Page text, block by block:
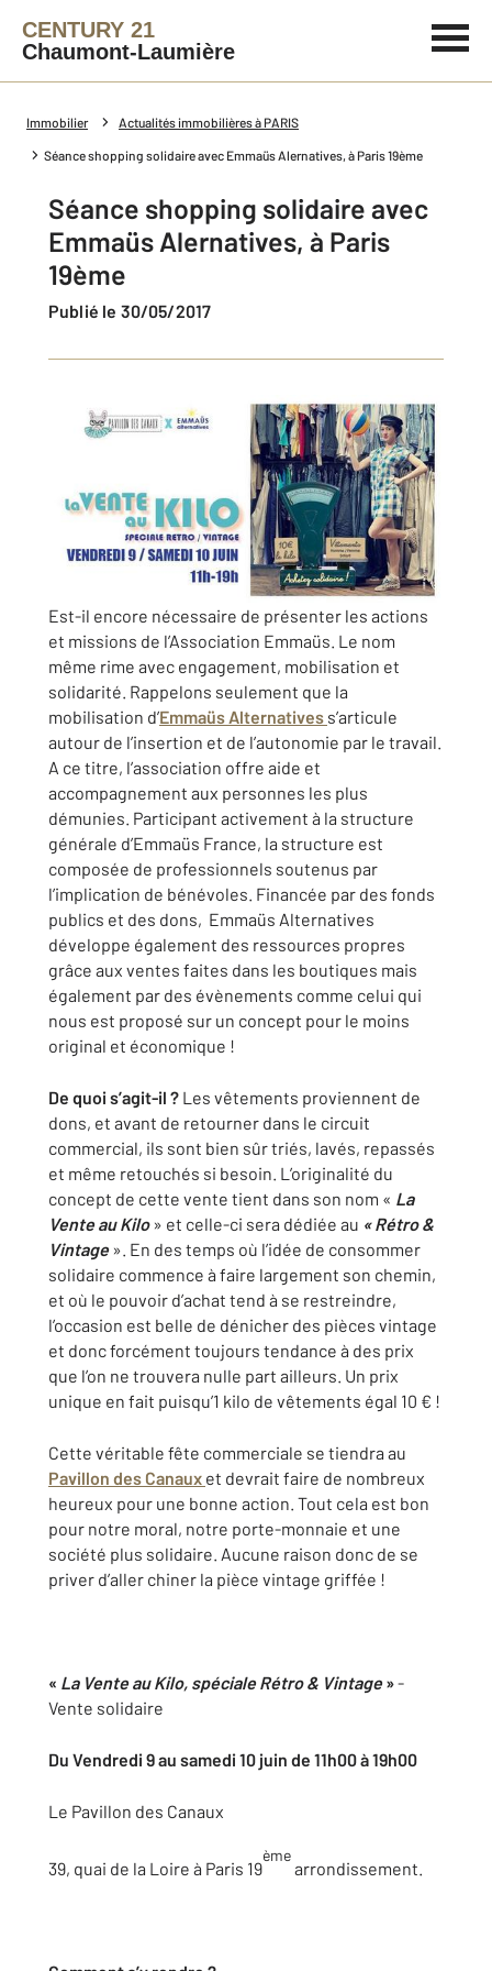
CENTURY 21
Chaumont-Laumière
Immobilier Actualités immobilières à PARIS
Séance shopping solidaire avec Emmaüs Alernatives, à Paris 19ème
Séance shopping solidaire avec
Emmaüs Alernatives, à Paris
19ème
Publié le 30/05/2017
Est-il encore nécessaire de présenter les actions
et missions de l’Association Emmaüs. Le nom
même rime avec engagement, mobilisation et
solidarité. Rappelons seulement que la
mobilisation d’Emmaüs Alternatives s’articule
autour de l’insertion et de l’autonomie par le travail.
A ce titre, l’association offre aide et
accompagnement aux personnes les plus
démunies. Participant activement à la structure
générale d’Emmaüs France, la structure est
composée de professionnels soutenus par
l’implication de bénévoles. Financée par des fonds
publics et des dons, Emmaüs Alternatives
développe également des ressources propres
grâce aux ventes faites dans les boutiques mais
également par des évènements comme celui qui
nous est proposé sur un concept pour le moins
original et économique !
De quoi s’agit-il ? Les vêtements proviennent de
dons, et avant de retourner dans le circuit
commercial, ils sont bien sûr triés, lavés, repassés
et même retouchés si besoin. L’originalité du
concept de cette vente tient dans son nom « La
Vente au Kilo» et celle-ci sera dédiée au « Rétro &
Vintage». En des temps où l’idée de consommer
solidaire commence à faire largement son chemin,
et où le pouvoir d’achat tend à se restreindre,
l’occasion est belle de dénicher des pièces vintage
et donc forcément toujours tendance à des prix
que l’on ne trouvera nulle part ailleurs. Un prix
unique en fait puisqu’1 kilo de vêtements égal 10 € !
Cette véritable fête commerciale se tiendra au
Pavillon des Canaux et devrait faire de nombreux
heureux pour une bonne action. Tout cela est bon
pour notre moral, notre porte-monnaie et une
société plus solidaire. Aucune raison donc de se
priver d’aller chiner la pièce vintage griffée !
« La Vente au Kilo, spéciale Rétro & Vintage»-
Vente solidaire
Du Vendredi 9 au samedi 10 juin de 11h00 à 19h00
Le Pavillon des Canaux
39, quai de la Loire à Paris 19
ème
arrondissement.